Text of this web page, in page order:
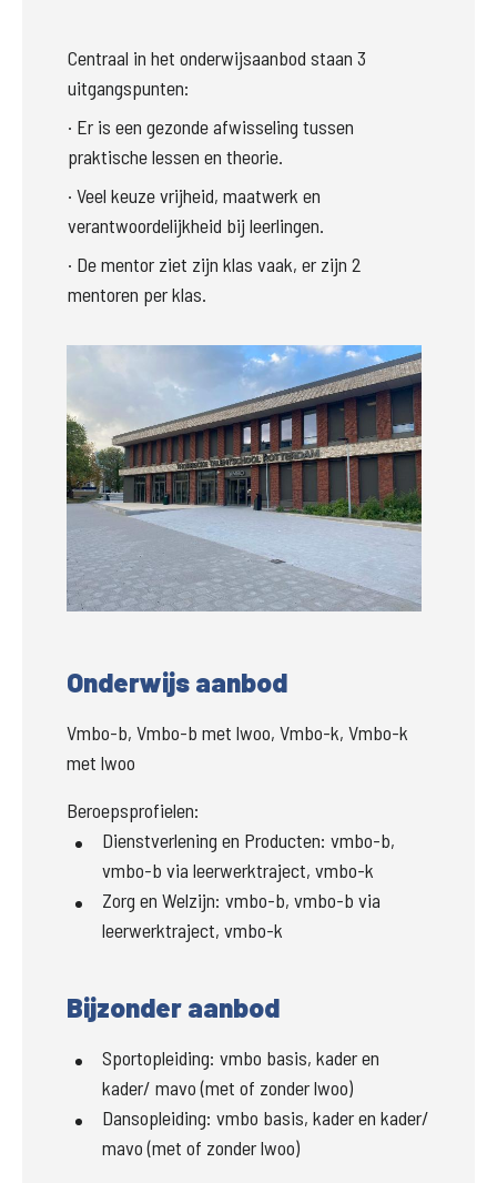
Centraal in het onderwijsaanbod staan 3
uitgangspunten:
· Er is een gezonde afwisseling tussen
praktische lessen en theorie.
· Veel keuze vrijheid, maatwerk en
verantwoordelijkheid bij leerlingen.
· De mentor ziet zijn klas vaak, er zijn 2
mentoren per klas.
Onderwijs aanbod
Vmbo-b, Vmbo-b met lwoo, Vmbo-k, Vmbo-k
met lwoo
Beroepsprofielen:
Dienstverlening en Producten: vmbo-b,
vmbo-b via leerwerktraject, vmbo-k
Zorg en Welzijn: vmbo-b, vmbo-b via
leerwerktraject, vmbo-k
Bijzonder aanbod
Sportopleiding: vmbo basis, kader en
kader/ mavo (met of zonder lwoo)
Dansopleiding: vmbo basis, kader en kader/
mavo (met of zonder lwoo)